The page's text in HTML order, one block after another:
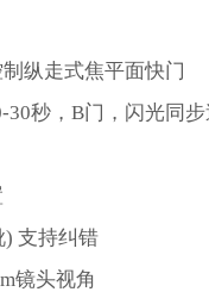
纵走式焦平面快门
30秒，B门，闪光同
支持纠错
镜头视角